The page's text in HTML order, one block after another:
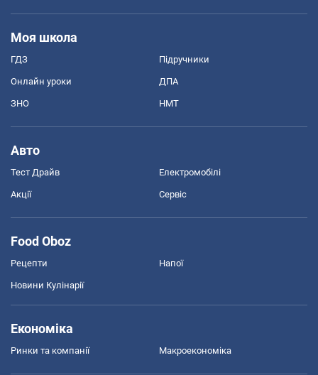
Моя школа
ГДЗ Підручники
Онлайн уроки ДПА
ЗНО НМТ
Авто
Тест Драйв Електромобілі
Акції Сервіс
Food Oboz
Рецепти Напої
Новини Кулінарії
Економіка
Ринки та компанії Макроекономіка